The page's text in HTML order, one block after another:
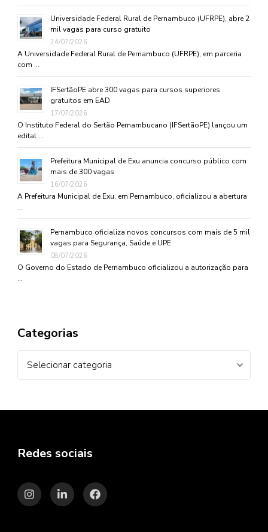
Universidade Federal Rural de Pernambuco (UFRPE), abre 2
mil vagas para curso gratuito
24/07/2026
A Universidade Federal Rural de Pernambuco (UFRPE), em parceria
com …
IFSertãoPE abre 300 vagas para cursos superiores
gratuitos em EAD
17/07/2026
O Instituto Federal do Sertão Pernambucano (IFSertãoPE) lançou um
edital …
Prefeitura Municipal de Exu anuncia concurso público com
mais de 300 vagas
16/07/2026
A Prefeitura Municipal de Exu, em Pernambuco, oficializou a abertura
…
Pernambuco oficializa novos concursos com mais de 5 mil
vagas para Segurança, Saúde e UPE
08/07/2026
O Governo do Estado de Pernambuco oficializou a autorização para
…
Categorias
Redes sociais